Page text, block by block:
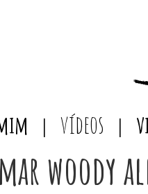
vídeos
woody